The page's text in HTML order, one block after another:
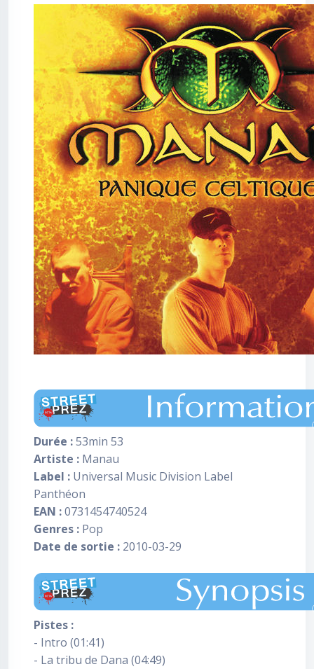
Durée :53min 53
Artiste : Manau
Label : Universal Music Division Label
Panthéon
EAN :0731454740524
Genres : Pop
Date de sortie : 2010-03-29
Pistes :
- Intro (01:41)
- La tribu de Dana (04:49)